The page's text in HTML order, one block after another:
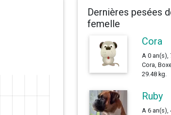
Dernières pesées
femelle
Cora
A 0 an(s),
Cora,
29.48 kg.
Ruby
A 6 an(s),